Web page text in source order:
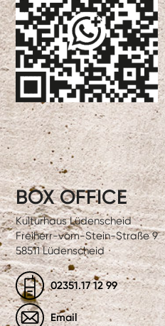
BOX OFFICE
Kulturhaus Lüdenscheid
Freiherr-vom-Stein-Straße 9
58511 Lüdenscheid
02351.17 12 99
Email